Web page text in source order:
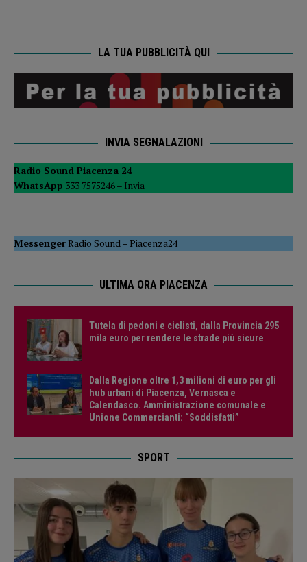
LA TUA PUBBLICITÀ QUI
INVIA SEGNALAZIONI
Radio Sound Piacenza 24
WhatsApp 333 7575246 – Invia
MessengerRadio Sound–Piacenza24
ULTIMA ORA PIACENZA
Tutela di pedoni e ciclisti, dalla Provincia 295
mila euro per rendere le strade più sicure
Dalla Regione oltre 1,3 milioni di euro per gli
hub urbani di Piacenza, Vernasca e
Calendasco. Amministrazione comunale e
Unione Commercianti: “Soddisfatti”
SPORT